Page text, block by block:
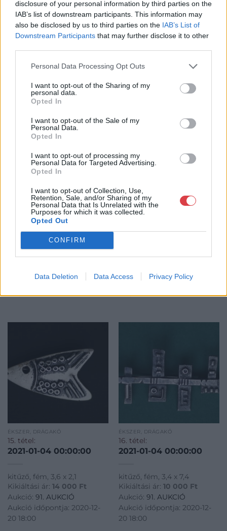
disclosure of your personal information by third parties on the
IAB’s list of downstream participants. This information may
also be disclosed by us to third parties on the IAB’s List of
Downstream Participants that may further disclose it to other
Personal Data Processing Opt Outs
I want to opt-out of the Sharing of my
personal data.
Opted In
I want to opt-out of the Sale of my
Personal Data.
Opted In
I want to opt-out of processing my
Personal Data for Targeted Advertising.
Opted In
I want to opt-out of Collection, Use,
Retention, Sale, and/or Sharing of my
Personal Data that Is Unrelated with the
Purposes for which it was collected.
Opted Out
CONFIRM
Data Deletion Data Access Privacy Policy
MEGTEKINTEM MEGTEKINTEM
ÉKSZER, DRÁGAKŐ
13. tétel:
Percz János (1920 –
2000): "Fali plasztika"
kitűző, réz, rátéttel, 7 x 3,8
Kikiáltási ár:12 000Ft
91. AUKCIÓ
Aukció időpontja: 2020-12-
MEGTEKINTEM
ÉKSZER, DRÁGAKŐ
14. tétel:
2000): Csillám
Kikiáltási ár:13 000Ft
Aukció időpontja: 2020-12-
MEGTEKINTEM
ÉKSZER, DRÁGAKŐ
15. tétel:
2021-01-04 00:00:00
kitűző, fém, 3,6 x 2,1
Kikiáltási ár: 14 000 Ft
Aukció: 91. AUKCIÓ
Aukció időpontja: 2020-12-
20 18:00
ÉKSZER, DRÁGAKŐ
16. tétel:
2021-01-04 00:00:00
kitűző, fém, 3,4 x 7,4
Kikiáltási ár: 10 000 Ft
Aukció: 91. AUKCIÓ
Aukció időpontja: 2020-12-
20 18:00